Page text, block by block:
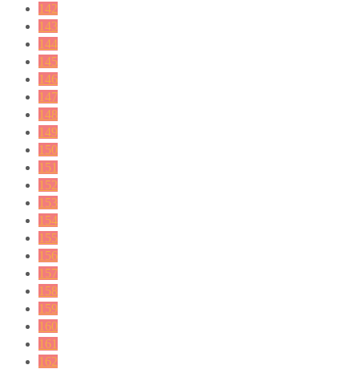
142
143
144
145
146
147
148
149
150
151
152
153
154
155
156
157
158
159
160
161
162